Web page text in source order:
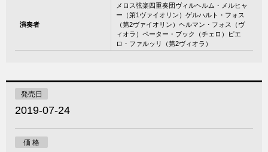
演奏者
メロス弦楽四重奏団ヴィルヘルム・メルヒャ
ー（第1ヴァイオリン）ゲルハルト・フォス
（第2ヴァイオリン）ヘルマン・フォス（ヴ
ィオラ）ペーター・ブック（チェロ）ピエ
ロ・ファルッリ（第2ヴィオラ）
発売日
2019-07-24
価 格